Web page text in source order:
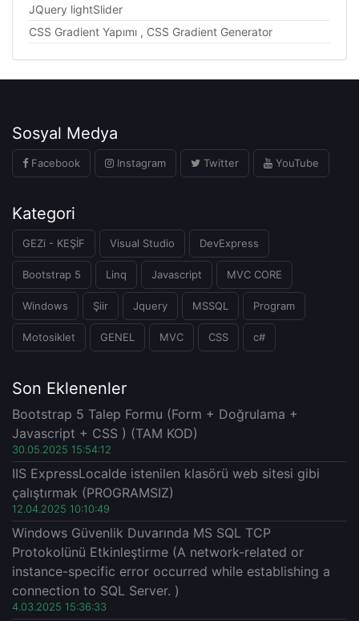
JQuery lightSlider
CSS Gradient Yapımı , CSS Gradient Generator
Sosyal Medya
Facebook Instagram Twitter YouTube
Kategori
GEZi - KEŞİF Visual Studio DevExpress
Bootstrap 5 Linq Javascript MVC CORE
Windows Şiir Jquery MSSQL Program
Motosiklet GENEL MVC CSS c#
Son Eklenenler
Bootstrap 5 Talep Formu (Form + Doğrulama +
Javascript + CSS ) (TAM KOD)
30.05.2025 15:54:12
IIS ExpressLocalde istenilen klasörü web sitesi gibi
çalıştırmak (PROGRAMSIZ)
12.04.2025 10:10:49
Windows Güvenlik Duvarında MS SQL TCP
Protokolünü Etkinleştirme (A network-related or
instance-specific error occurred while establishing a
connection to SQL Server. )
4.03.2025 15:36:33